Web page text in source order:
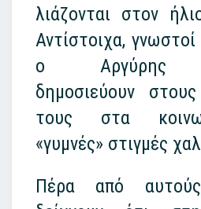
λιάζονται στον
Αντίστοιχα,
ο Αργύρης
δημοσιεύουν
τους στα
«γυμνές» στιγμές
Πέρα από